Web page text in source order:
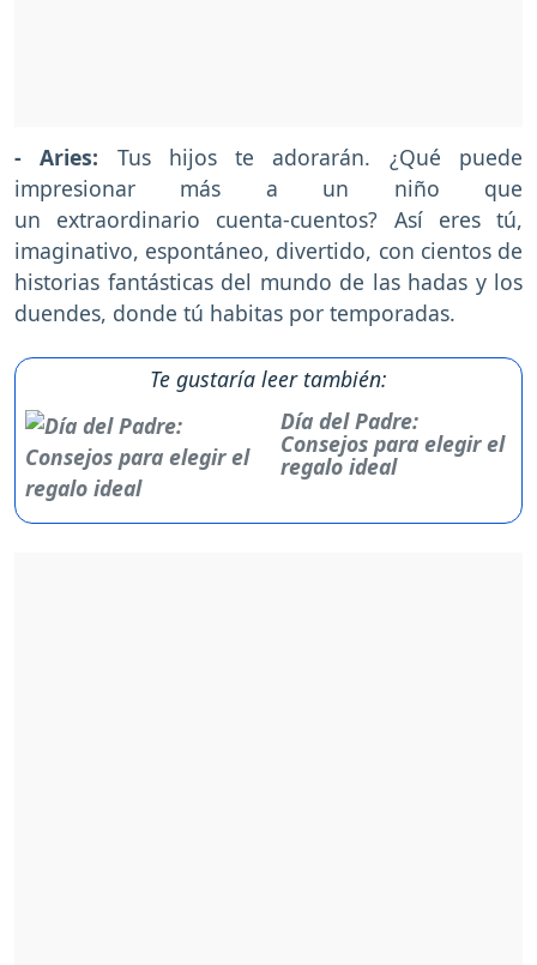
- Aries: Tus hijos te adorarán. ¿Qué puede
impresionar más a un niño que
un extraordinario cuenta-cuentos? Así eres tú,
imaginativo, espontáneo, divertido, con cientos de
historias fantásticas del mundo de las hadas y los
duendes, donde tú habitas por temporadas.
Te gustaría leer también:
Día del Padre:
Consejos para elegir el
regalo ideal